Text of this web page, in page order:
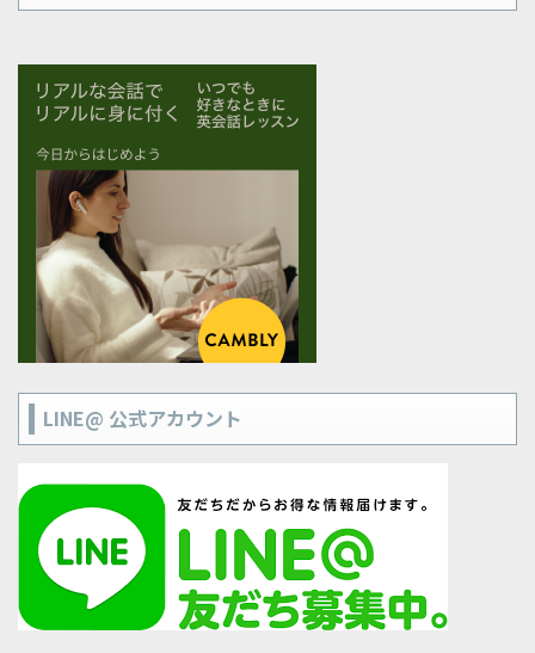
LINE@ 公式アカウント